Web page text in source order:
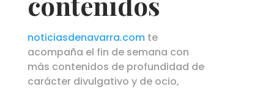
noticiasdenavarra.comte
acompaña el fin de semana con
más contenidos de profundidad de
carácter divulgativo y de ocio,